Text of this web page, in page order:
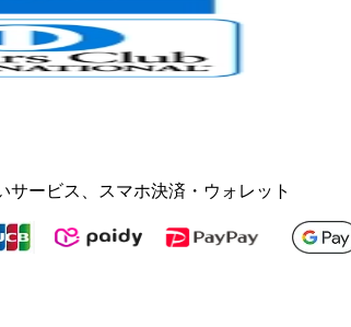
サービス、スマホ決済・ウォレット